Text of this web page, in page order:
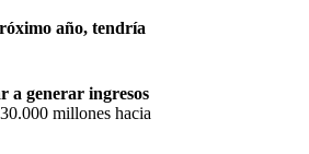
año, tendría
a generar ingresos
millones hacia